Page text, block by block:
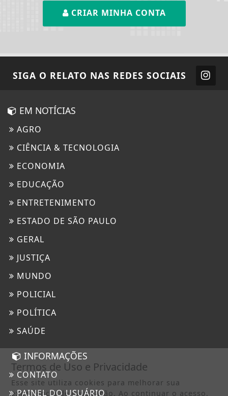
CRIAR MINHA CONTA
SIGA O RELATO NAS REDES SOCIAIS
EM NOTÍCIAS
AGRO
CIÊNCIA & TECNOLOGIA
ECONOMIA
EDUCAÇÃO
ENTRETENIMENTO
ESTADO DE SÃO PAULO
GERAL
JUSTIÇA
MUNDO
POLICIAL
POLÍTICA
SAÚDE
INFORMAÇÕES
CONTATO
PAINEL DO USUÁRIO
Termos de Uso e Privacidade
Esse site utiliza cookies para melhorar sua
experiência de navegação. Ao continuar o acesso,